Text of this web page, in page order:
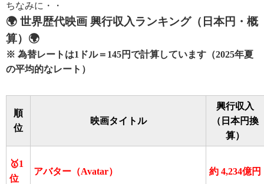
ちなみに・・
🌍 世界歴代映画 興行収入ランキング（日本円・概
算） 🌍
※ 為替レートは1ドル＝145円で計算しています（2025年夏
の平均的なレート）
順
位
映画タイトル
興行収入
（日本円換
算）
🥇1
位
アバター（Avatar） 約 4,234億円